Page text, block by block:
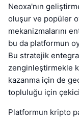
Neoxa'nın
oluşur ve popüler
mekanizmalarını
bu da platformun
Bu stratejik
zenginleştirmekle
kazanma için de
topluluğu için
Platformun kripto